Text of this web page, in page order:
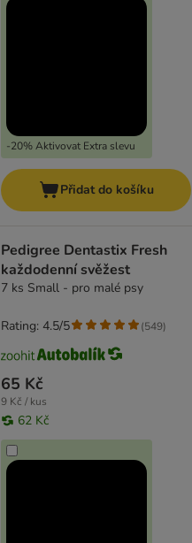
-20% Aktivovat Extra slevu
Přidat do košíku
Pedigree Dentastix Fresh
každodenní svěžest
7 ks Small - pro malé psy
65 Kč
9 Kč / kus
62 Kč
Rating: 4.5/5 (549)